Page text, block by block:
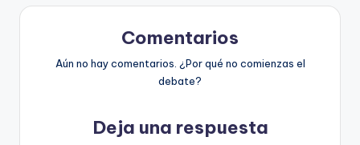
Comentarios
Aún no hay comentarios. ¿Por qué no comienzas el
debate?
Deja una respuesta